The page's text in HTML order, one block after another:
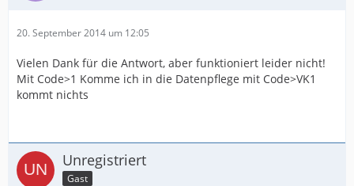
20. September 2014 um 12:05
Vielen Dank für die Antwort, aber funktioniert leider nicht!
Mit Code>1 Komme ich in die Datenpflege mit Code>VK1
kommt nichts
Unregistriert
Gast